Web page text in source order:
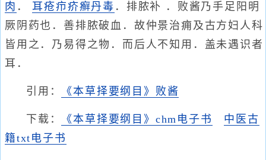
肉 ． 耳疮疖疥癣丹毒 ．排脓补 ．败酱乃手足阳明
厥阴药也．善排脓破血．故仲景治痈及古方妇人科
皆用之．乃易得之物．而后人不知用．盖未遇识者
耳．
引用： 《本草择要纲目》败酱
下载： 《本草择要纲目》chm电子书
中医古
籍txt电子书